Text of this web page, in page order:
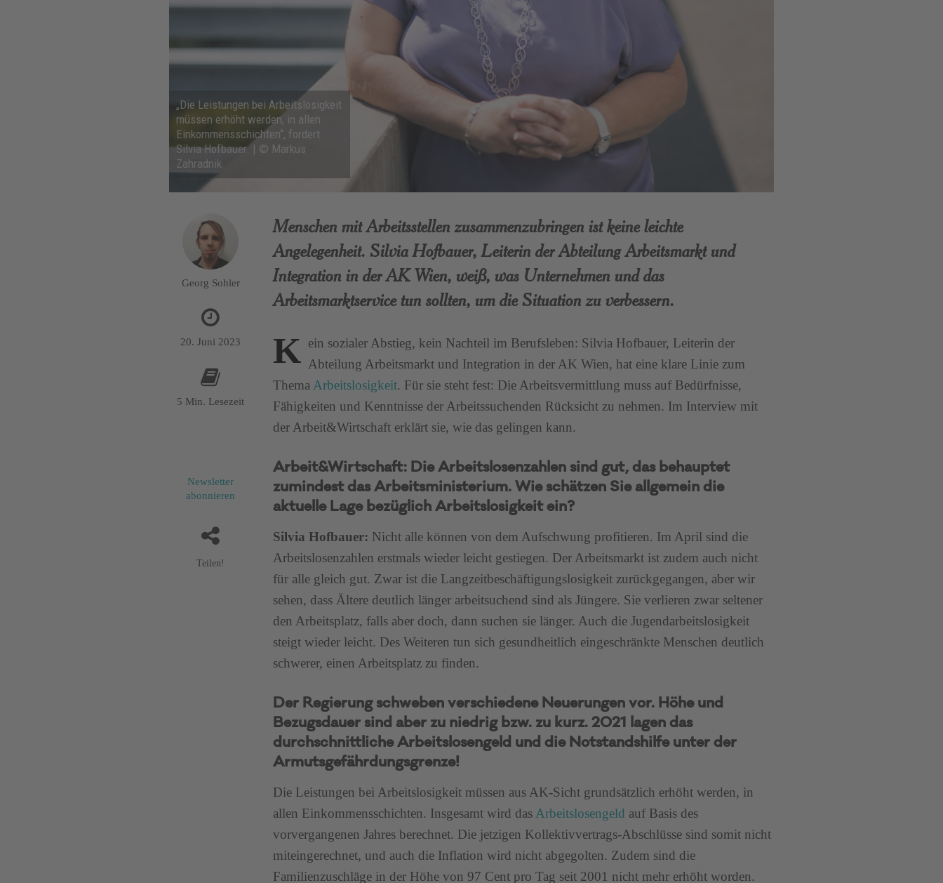
„Die Leistungen bei Arbeitslosigkeit
müssen erhöht werden, in allen
Einkommensschichten“, fordert
Silvia Hofbauer. | © Markus
Zahradnik
Georg Sohler
20. Juni 2023
5 Min. Lesezeit
Newsletter
abonnieren
Teilen!
Menschen mit Arbeitsstellen zusammenzubringen ist keine leichte
Angelegenheit. Silvia Hofbauer, Leiterin der Abteilung Arbeitsmarkt und
Integration in der AK Wien, weiß, was Unternehmen und das
Arbeitsmarktservice tun sollten, um die Situation zu verbessern.
K ein sozialer Abstieg, kein Nachteil im Berufsleben: Silvia Hofbauer, Leiterin der
Abteilung Arbeitsmarkt und Integration in der AK Wien, hat eine klare Linie zum
Thema Arbeitslosigkeit. Für sie steht fest: Die Arbeitsvermittlung muss auf Bedürfnisse,
Fähigkeiten und Kenntnisse der Arbeitssuchenden Rücksicht zu nehmen. Im Interview mit
der Arbeit&Wirtschaft erklärt sie, wie das gelingen kann.
Arbeit&Wirtschaft: Die Arbeitslosenzahlen sind gut, das behauptet
zumindest das Arbeitsministerium. Wie schätzen Sie allgemein die
aktuelle Lage bezüglich Arbeitslosigkeit ein?
Silvia Hofbauer: Nicht alle können von dem Aufschwung profitieren. Im April sind die
Arbeitslosenzahlen erstmals wieder leicht gestiegen. Der Arbeitsmarkt ist zudem auch nicht
für alle gleich gut. Zwar ist die Langzeitbeschäftigungslosigkeit zurückgegangen, aber wir
sehen, dass Ältere deutlich länger arbeitsuchend sind als Jüngere. Sie verlieren zwar seltener
den Arbeitsplatz, falls aber doch, dann suchen sie länger. Auch die Jugendarbeitslosigkeit
steigt wieder leicht. Des Weiteren tun sich gesundheitlich eingeschränkte Menschen deutlich
schwerer, einen Arbeitsplatz zu finden.
Der Regierung schweben verschiedene Neuerungen vor. Höhe und
Bezugsdauer sind aber zu niedrig bzw. zu kurz. 2021 lagen das
durchschnittliche Arbeitslosengeld und die Notstandshilfe unter der
Armutsgefährdungsgrenze!
Die Leistungen bei Arbeitslosigkeit müssen aus AK-Sicht grundsätzlich erhöht werden, in
allen Einkommensschichten. Insgesamt wird das Arbeitslosengeld auf Basis des
vorvergangenen Jahres berechnet. Die jetzigen Kollektivvertrags-Abschlüsse sind somit nicht
miteingerechnet, und auch die Inflation wird nicht abgegolten. Zudem sind die
Familienzuschläge in der Höhe von 97 Cent pro Tag seit 2001 nicht mehr erhöht worden.